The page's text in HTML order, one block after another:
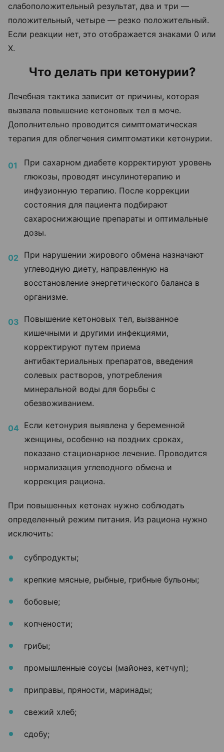
слабоположительный результат, два и три —
положительный, четыре — резко положительный.
Если реакции нет, это отображается знаками 0 или
Х.
Что делать при кетонурии?
Лечебная тактика зависит от причины, которая
вызвала повышение кетоновых тел в моче.
Дополнительно проводится симптоматическая
терапия для облегчения симптоматики кетонурии.
При сахарном диабете корректируют уровень
глюкозы, проводят инсулинотерапию и
инфузионную терапию. После коррекции
состояния для пациента подбирают
сахароснижающие препараты и оптимальные
дозы.
При нарушении жирового обмена назначают
углеводную диету, направленную на
восстановление энергетического баланса в
организме.
Повышение кетоновых тел, вызванное
кишечными и другими инфекциями,
корректируют путем приема
антибактериальных препаратов, введения
солевых растворов, употребления
минеральной воды для борьбы с
обезвоживанием.
Если кетонурия выявлена у беременной
женщины, особенно на поздних сроках,
показано стационарное лечение. Проводится
нормализация углеводного обмена и
коррекция рациона.
При повышенных кетонах нужно соблюдать
определенный режим питания. Из рациона нужно
исключить:
субпродукты;
крепкие мясные, рыбные, грибные бульоны;
бобовые;
копчености;
грибы;
промышленные соусы (майонез, кетчуп);
приправы, пряности, маринады;
свежий хлеб;
сдобу;